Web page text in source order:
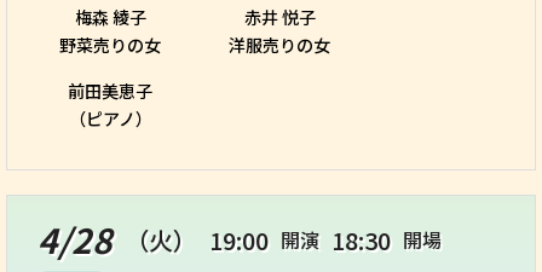
梅森 綾子
野菜売りの女
赤井 悦子
洋服売りの女
前田美恵子
（ピアノ）
4/28 （火） 19:00 開演 18:30 開場